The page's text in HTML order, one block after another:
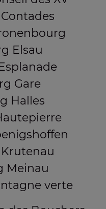
Elsau
Gare
Halles
Meinau
verte